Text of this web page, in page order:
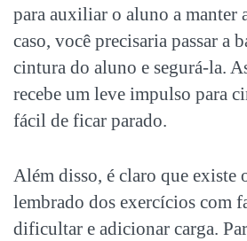
para auxiliar o aluno a manter
caso, você precisaria passar a
cintura do aluno e segurá-la.
recebe um leve impulso para
fácil de ficar parado.
Além disso, é claro que existe
lembrado dos exercícios com
dificultar e adicionar carga.